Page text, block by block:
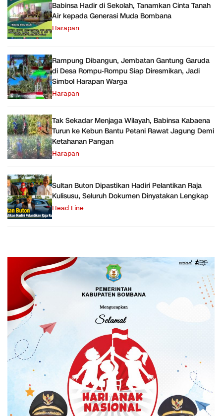
Babinsa Hadir di Sekolah, Tanamkan Cinta Tanah
Air kepada Generasi Muda Bombana
Harapan
Rampung Dibangun, Jembatan Gantung Garuda
di Desa Rompu-Rompu Siap Diresmikan, Jadi
Simbol Harapan Warga
Harapan
Tak Sekadar Menjaga Wilayah, Babinsa Kabaena
Turun ke Kebun Bantu Petani Rawat Jagung Demi
Ketahanan Pangan
Harapan
Sultan Buton Dipastikan Hadiri Pelantikan Raja
Kulisusu, Seluruh Dokumen Dinyatakan Lengkap
Head Line